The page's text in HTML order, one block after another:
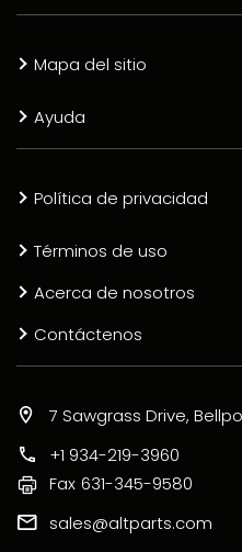
Mapa del sitio
Ayuda
Política de privacidad
Términos de uso
Acerca de nosotros
Contáctenos
7 Sawgrass Drive,
+1 934-219-3960
Fax 631-345-9580
sales@altparts.com